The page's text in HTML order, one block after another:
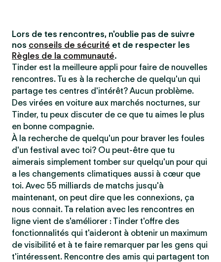
Lors de tes rencontres, n'oublie pas de suivre
nos conseils de sécurité et de respecter les
Règles de la communauté.
Tinder est la meilleure appli pour faire de nouvelles
rencontres. Tu es à la recherche de quelqu'un qui
partage tes centres d'intérêt? Aucun problème.
Des virées en voiture aux marchés nocturnes, sur
Tinder, tu peux discuter de ce que tu aimes le plus
en bonne compagnie.
À la recherche de quelqu'un pour braver les foules
d'un festival avec toi? Ou peut-être que tu
aimerais simplement tomber sur quelqu'un pour qui
a les changements climatiques aussi à cœur que
toi. Avec 55 milliards de matchs jusqu'à
maintenant, on peut dire que les connexions, ça
nous connait. Ta relation avec les rencontres en
ligne vient de s'améliorer : Tinder t'offre des
fonctionnalités qui t'aideront à obtenir un maximum
de visibilité et à te faire remarquer par les gens qui
t'intéressent. Rencontre des amis qui partagent ton